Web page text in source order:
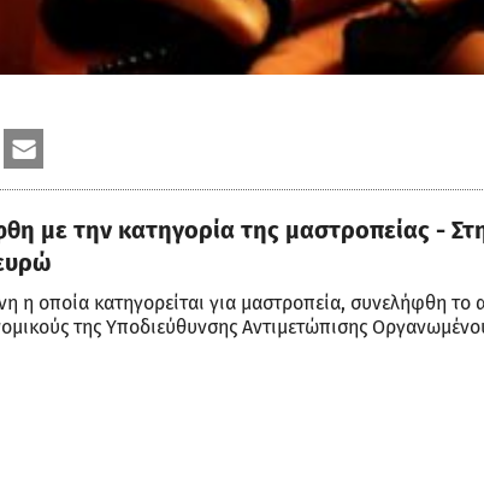
με την κατηγορία της μαστροπείας -
η οποία κατηγορείται για μαστροπεία, συνελήφθη
της Υποδιεύθυνσης Αντιμετώπισης